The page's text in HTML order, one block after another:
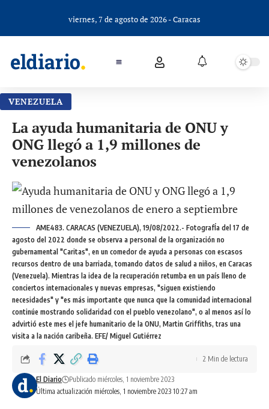
viernes, 7 de agosto de 2026 - Caracas
VENEZUELA
La ayuda humanitaria de ONU y
ONG llegó a 1,9 millones de
venezolanos
AME483. CARACAS (VENEZUELA), 19/08/2022.- FotografÍa del 17 de
agosto del 2022 donde se observa a personal de la organización no
gubernamental "Caritas", en un comedor de ayuda a personas con escasos
recursos dentro de una barriada, tomando datos de salud a niños, en Caracas
(Venezuela). Mientras la idea de la recuperación retumba en un país lleno de
conciertos internacionales y nuevas empresas, "siguen existiendo
necesidades" y "es más importante que nunca que la comunidad internacional
continúe mostrando solidaridad con el pueblo venezolano", o al menos así lo
advirtió este mes el jefe humanitario de la ONU, Martin Griffiths, tras una
visita a la nación caribeña. EFE/ Miguel Gutiérrez
Última actualización miércoles, 1 noviembre 2023 10:27 am
El Diario Publicado miércoles, 1 noviembre 2023
2 Min de lectura